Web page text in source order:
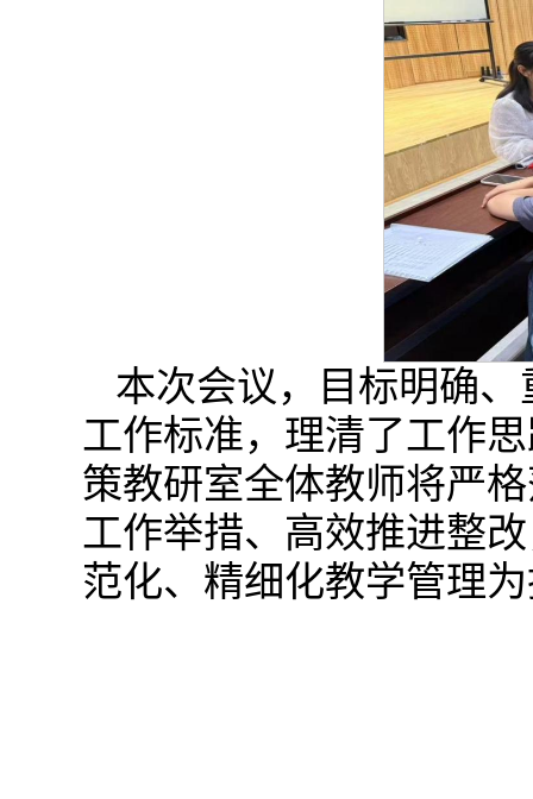
本次会议，目标明确
工作标准，理清了工作
策教研室全体教师将严
工作举措、高效推进整
范化、精细化教学管理